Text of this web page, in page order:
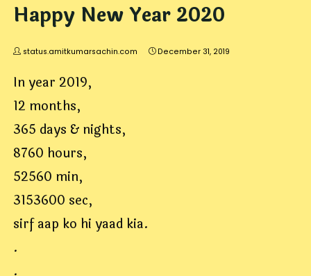
Happy New Year 2020
status.amitkumarsachin.com December 31, 2019
In year 2019,
12 months,
365 days & nights,
8760 hours,
52560 min,
3153600 sec,
sirf aap ko hi yaad kia.
.
.